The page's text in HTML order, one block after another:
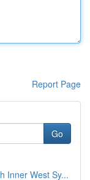
Report Page
Go
Inner West Sy...